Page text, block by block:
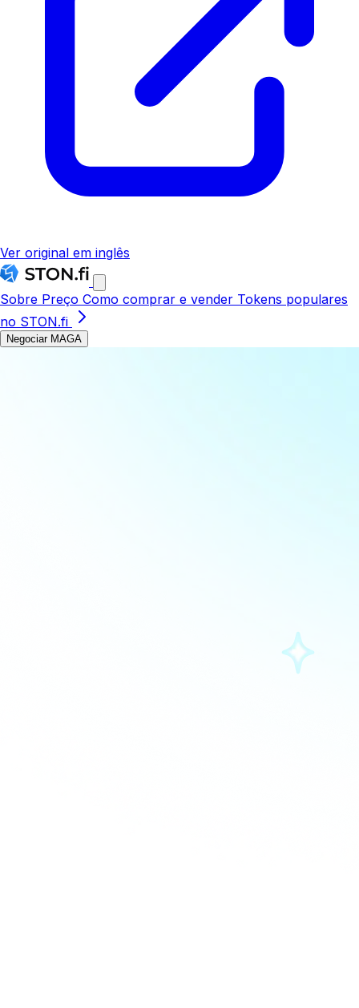
Ver original em inglês
Sobre Preço Como comprar e vender Tokens populares
no STON.fi
Negociar MAGA